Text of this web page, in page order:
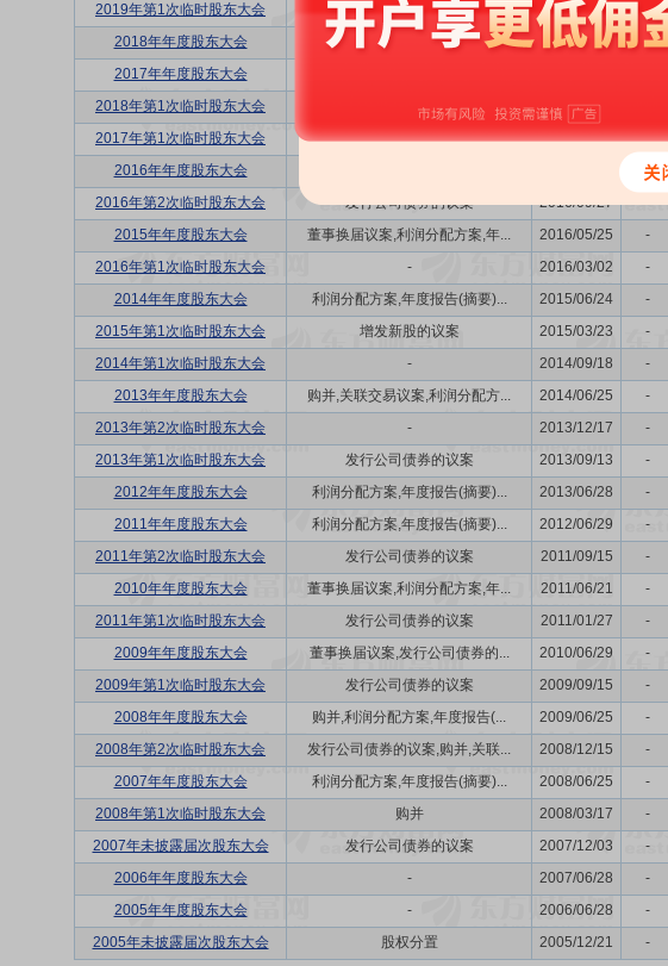
2019年第1次临时股东大会
关联交易议案 2019/08/29 -
2018年年度股东大会
董事换届议案,发行公司债券的... 2019/06/25 -
2017年年度股东大会
2018年第1次临时股东大会
2018/02/12
2017年第1次临时股东大会
- 2017/12/20 -
2016年年度股东大会
-
2016年第2次临时股东大会
发行公司债券的议案 2016/09/27 -
2015年年度股东大会
董事换届议案,利润分配方案,年... 2016/05/25 -
2016年第1次临时股东大会
- 2016/03/02 -
2014年年度股东大会
利润分配方案,年度报告(摘要)... 2015/06/24 -
2015年第1次临时股东大会
增发新股的议案 2015/03/23 -
2014年第1次临时股东大会
- 2014/09/18 -
2013年年度股东大会
购并,关联交易议案,利润分配方... 2014/06/25 -
2013年第2次临时股东大会
- 2013/12/17 -
2013年第1次临时股东大会
发行公司债券的议案 2013/09/13 -
2012年年度股东大会
利润分配方案,年度报告(摘要)... 2013/06/28 -
2011年年度股东大会
利润分配方案,年度报告(摘要)... 2012/06/29 -
2011年第2次临时股东大会
发行公司债券的议案 2011/09/15 -
2010年年度股东大会
董事换届议案,利润分配方案,年... 2011/06/21 -
2011年第1次临时股东大会
发行公司债券的议案 2011/01/27 -
2009年年度股东大会
董事换届议案,发行公司债券的... 2010/06/29 -
2009年第1次临时股东大会
发行公司债券的议案 2009/09/15 -
2008年年度股东大会
购并,利润分配方案,年度报告(... 2009/06/25 -
2008年第2次临时股东大会
发行公司债券的议案,购并,关联... 2008/12/15 -
2007年年度股东大会
利润分配方案,年度报告(摘要)... 2008/06/25 -
2008年第1次临时股东大会
购并 2008/03/17 -
2007年未披露届次股东大会
发行公司债券的议案 2007/12/03 -
2006年年度股东大会
- 2007/06/28 -
2005年年度股东大会
- 2006/06/28 -
2005年未披露届次股东大会
股权分置 2005/12/21 -